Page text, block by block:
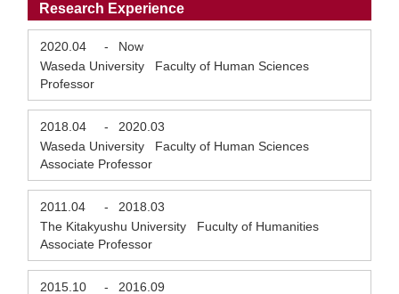
Research Experience
2020.04 -
Now
Waseda University Faculty of Human Sciences
Professor
2018.04 -
2020.03
Waseda University Faculty of Human Sciences
Associate Professor
2011.04 -
2018.03
The Kitakyushu University Fuculty of Humanities
Associate Professor
2015.10 -
2016.09